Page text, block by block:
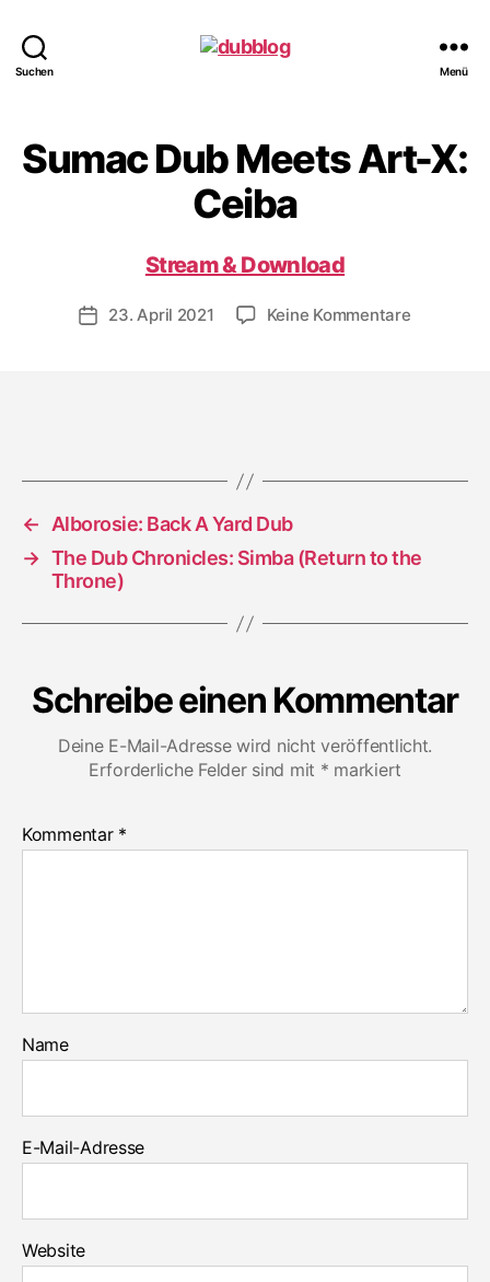
Suchen Menü
Sumac Dub Meets Art-X:
Ceiba
Stream & Download
Veröffentlichungsdatum
23. April 2021 Keine Kommentarezu
←
Alborosie: Back A Yard Dub
→ The Dub Chronicles: Simba (Return to the
Throne)
Schreibe einen Kommentar
Deine E-Mail-Adresse wird nicht veröffentlicht.
Erforderliche Felder sind mit * markiert
Kommentar *
Name
E-Mail-Adresse
Website